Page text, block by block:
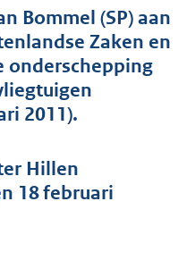
n
d
s
g
r
o
o
t
e
:
Bommel (SP) aan
Zaken en
onderschepping
2011).
Hillen
18 februari